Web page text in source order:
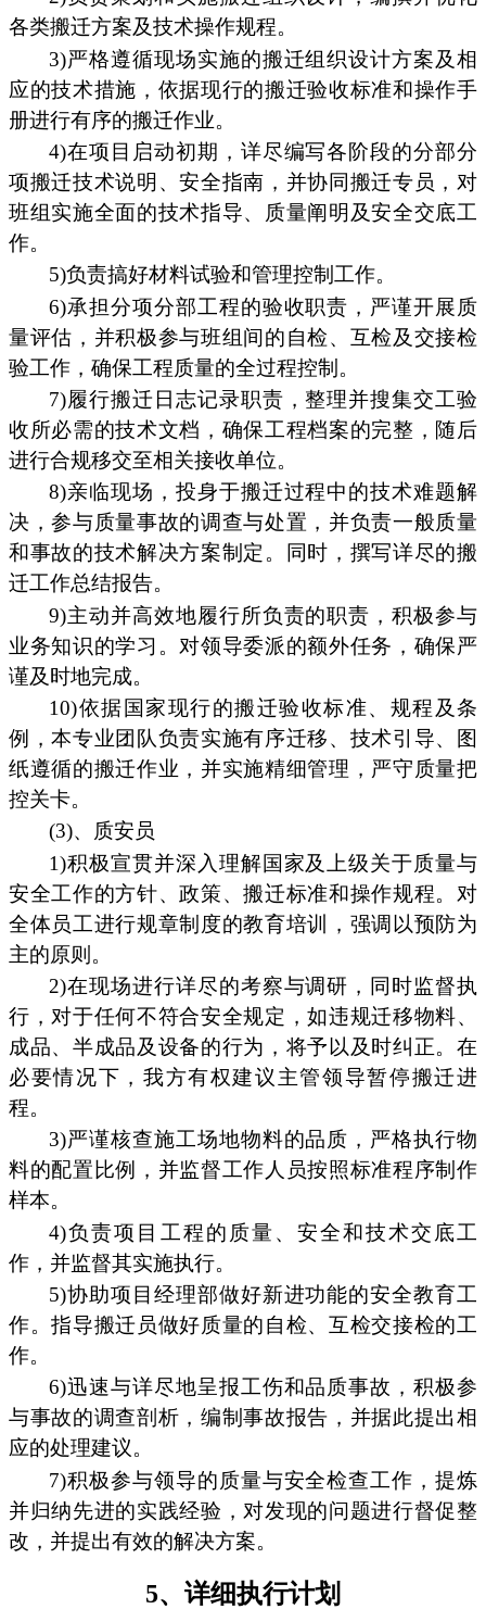
各类搬迁方案及技术操作规程。
3)严格遵循现场实施的搬迁组织设计方案及相
应的技术措施，依据现行的搬迁验收标准和操作手
册进行有序的搬迁作业。
4)在项目启动初期，详尽编写各阶段的分部分
项搬迁技术说明、安全指南，并协同搬迁专员，对
班组实施全面的技术指导、质量阐明及安全交底工
作。
5)负责搞好材料试验和管理控制工作。
6)承担分项分部工程的验收职责，严谨开展质
量评估，并积极参与班组间的自检、互检及交接检
验工作，确保工程质量的全过程控制。
7)履行搬迁日志记录职责，整理并搜集交工验
收所必需的技术文档，确保工程档案的完整，随后
进行合规移交至相关接收单位。
8)亲临现场，投身于搬迁过程中的技术难题解
决，参与质量事故的调查与处置，并负责一般质量
和事故的技术解决方案制定。同时，撰写详尽的搬
迁工作总结报告。
9)主动并高效地履行所负责的职责，积极参与
业务知识的学习。对领导委派的额外任务，确保严
谨及时地完成。
10)依据国家现行的搬迁验收标准、规程及条
例，本专业团队负责实施有序迁移、技术引导、图
纸遵循的搬迁作业，并实施精细管理，严守质量把
控关卡。
(3)、质安员
1)积极宣贯并深入理解国家及上级关于质量与
安全工作的方针、政策、搬迁标准和操作规程。对
全体员工进行规章制度的教育培训，强调以预防为
主的原则。
2)在现场进行详尽的考察与调研，同时监督执
行，对于任何不符合安全规定，如违规迁移物料、
成品、半成品及设备的行为，将予以及时纠正。在
必要情况下，我方有权建议主管领导暂停搬迁进
程。
3)严谨核查施工场地物料的品质，严格执行物
料的配置比例，并监督工作人员按照标准程序制作
样本。
4)负责项目工程的质量、安全和技术交底工
作，并监督其实施执行。
5)协助项目经理部做好新进功能的安全教育工
作。指导搬迁员做好质量的自检、互检交接检的工
作。
6)迅速与详尽地呈报工伤和品质事故，积极参
与事故的调查剖析，编制事故报告，并据此提出相
应的处理建议。
7)积极参与领导的质量与安全检查工作，提炼
并归纳先进的实践经验，对发现的问题进行督促整
改，并提出有效的解决方案。
5、详细执行计划